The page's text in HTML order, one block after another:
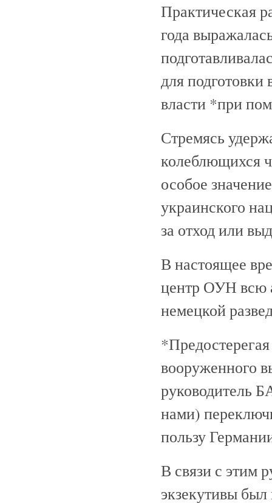
Практическая
года
для подготовки
власти *при
Стремясь
колеблющихся
особое
украинского
за отход или
В настоящее
центр ОУН всю
немецкой
вооруженного
руководитель
нами)
пользу
В связи с этим
экзекутивы